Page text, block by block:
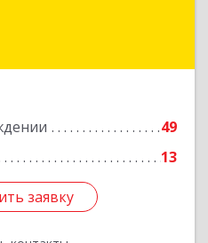
49
13
заявку
обл, Домодедово г,
заявку